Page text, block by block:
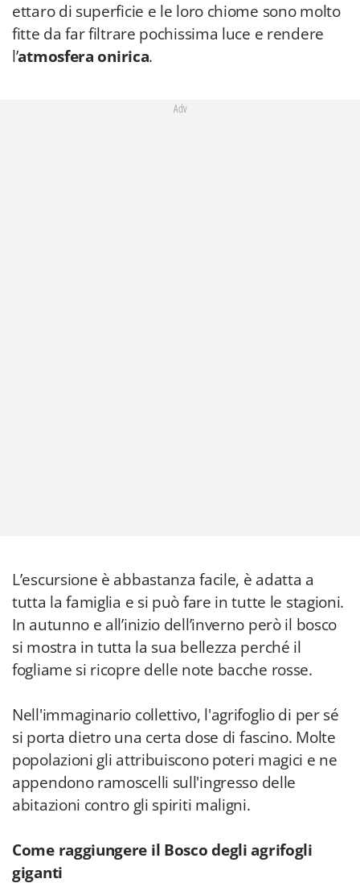
ettaro di superficie e le loro chiome sono molto
fitte da far filtrare pochissima luce e rendere
l’atmosfera onirica.
Adv
L’escursione è abbastanza facile, è adatta a
tutta la famiglia e si può fare in tutte le stagioni.
In autunno e all’inizio dell’inverno però il bosco
si mostra in tutta la sua bellezza perché il
fogliame si ricopre delle note bacche rosse.
Nell'immaginario collettivo, l'agrifoglio di per sé
si porta dietro una certa dose di fascino. Molte
popolazioni gli attribuiscono poteri magici e ne
appendono ramoscelli sull'ingresso delle
abitazioni contro gli spiriti maligni.
Come raggiungere il Bosco degli agrifogli
giganti